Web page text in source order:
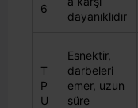
6
dayanıklıdır
T
P
U
Esnektir,
darbeleri
emer, uzun
süre